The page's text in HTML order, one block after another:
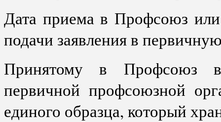
Дата приема в Профсоюз или
подачи заявления в
Принятому в Профсоюз
первичной профсоюзной
единого образца, который